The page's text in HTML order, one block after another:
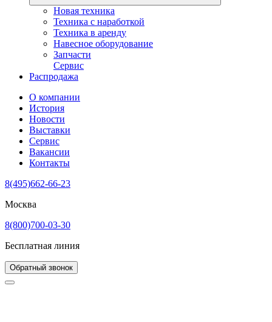
Новая техника
Техника с наработкой
Техника в аренду
Навесное оборудование
Запчасти
Сервис
Распродажа
О компании
История
Новости
Выставки
Сервис
Вакансии
Контакты
8(495)662-66-23
Москва
8(800)700-03-30
Бесплатная линия
Обратный звонок